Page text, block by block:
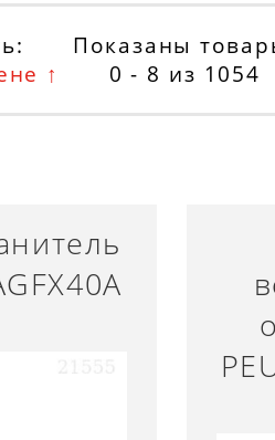
↑
Показаны
0 - 8 из 1054